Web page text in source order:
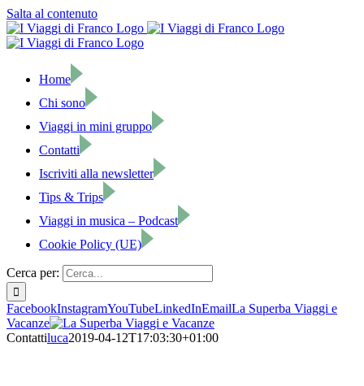
Salta al contenuto
Home
Chi sono
Viaggi in mini gruppo
Contatti
Iscriviti alla newsletter
Tips & Trips
Viaggi in musica – Podcast
Cookie Policy (UE)
Cerca per:
FacebookInstagramYouTubeLinkedInEmailLa Superba Viaggi e
Vacanze
Contattiluca2019-04-12T17:03:30+01:00